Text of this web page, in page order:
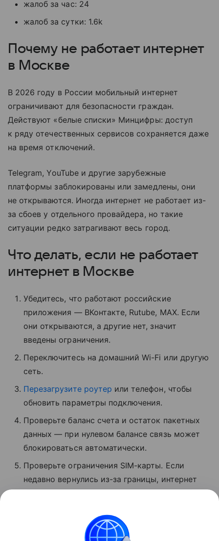
жалоб за час: 24
жалоб за сутки: 1.6k
Почему не работает интернет
в Москве
В 2026 году в России мобильный интернет
ограничивают для безопасности граждан.
Действуют «белые списки» Минцифры: доступ
к ряду отечественных сервисов сохраняется даже
на время отключений.
Telegram, YouTube и другие зарубежные
платформы заблокированы или замедлены, они
не открываются. Иногда интернет не работает из-
за сбоев у отдельного провайдера, но такие
ситуации редко затрагивают весь город.
Что делать, если не работает
интернет в Москве
Убедитесь, что работают российские
приложения — ВКонтакте, Rutube, MAX. Если
они открываются, а другие нет, значит
введены ограничения.
Переключитесь на домашний Wi-Fi или другую
сеть.
Перезагрузите роутер или телефон, чтобы
обновить параметры подключения.
Проверьте баланс счета и остаток пакетных
данных — при нулевом балансе связь может
блокироваться автоматически.
Проверьте ограничения SIM-карты. Если
недавно вернулись из-за границы, интернет
может быть временно заблокирован.
оператора и уточните, почему нет связи.